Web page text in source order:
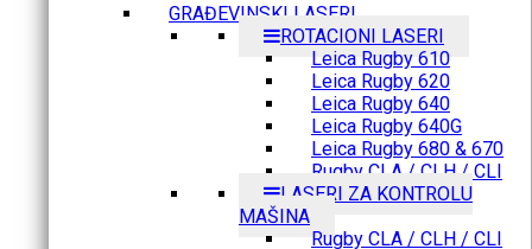
GRAĐEVINSKI LASERI
ROTACIONI LASERI
Leica Rugby 610
Leica Rugby 620
Leica Rugby 640
Leica Rugby 640G
Leica Rugby 680 & 670
Rugby CLA / CLH / CLI
LASERI ZA KONTROLU
MAŠINA
Rugby CLA / CLH / CLI